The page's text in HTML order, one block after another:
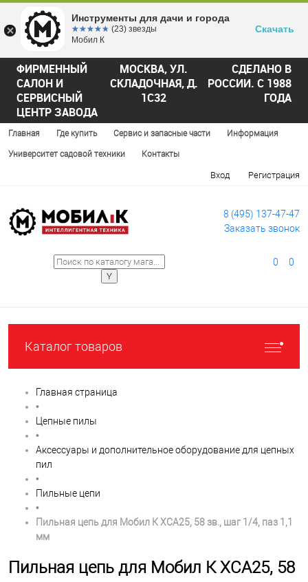
ФИРМЕННЫЙ
САЛОН И
СЕРВИСНЫЙ
ЦЕНТР ЗАВОДА
МОСКВА, УЛ.
СКЛАДОЧНАЯ, Д.
1С32
СДЕЛАНО В
РОССИИ. С 1988
ГОДА
Главная Где купить Сервис и запасные части Информация
Университет садовой техники Контакты
Вход Регистрация
8 (495) 137-47-47
Заказать звонок
0 0
Каталог товаров
Главная страница
•
Цепные пилы
•
Аксессуары и дополнительное оборудование для цепных
пил
•
Пильные цепи
•
Пильная цепь для Мобил К XCA25, 58 зв., шаг 1/4, паз 1,1
мм
Пильная цепь для Мобил К XCA25, 58
Инструменты для дачи и города
☆☆☆☆☆
★★★★★ (23) звезды
Мобил К
Скачать